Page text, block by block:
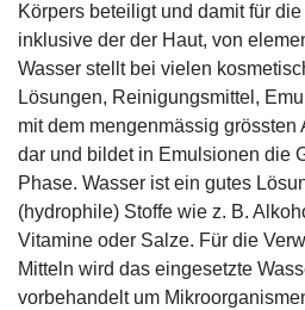
Körpers beteiligt und damit für
inklusive der der Haut, von
Wasser stellt bei vielen
Lösungen, Reinigungsmittel,
mit dem mengenmässig grössten
dar und bildet in Emulsionen die
Phase. Wasser ist ein gutes
(hydrophile) Stoffe wie z. B.
Vitamine oder Salze. Für die
Mitteln wird das eingesetzte
vorbehandelt um